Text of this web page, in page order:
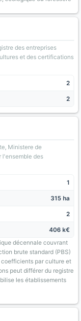
des entreprises
et des certifications
2
2
Ministere de
l'ensemble des
1
315 ha
2
406 k€
décennale couvrant
brute standard (PBS)
par culture et
peut différer du registre
les établissements